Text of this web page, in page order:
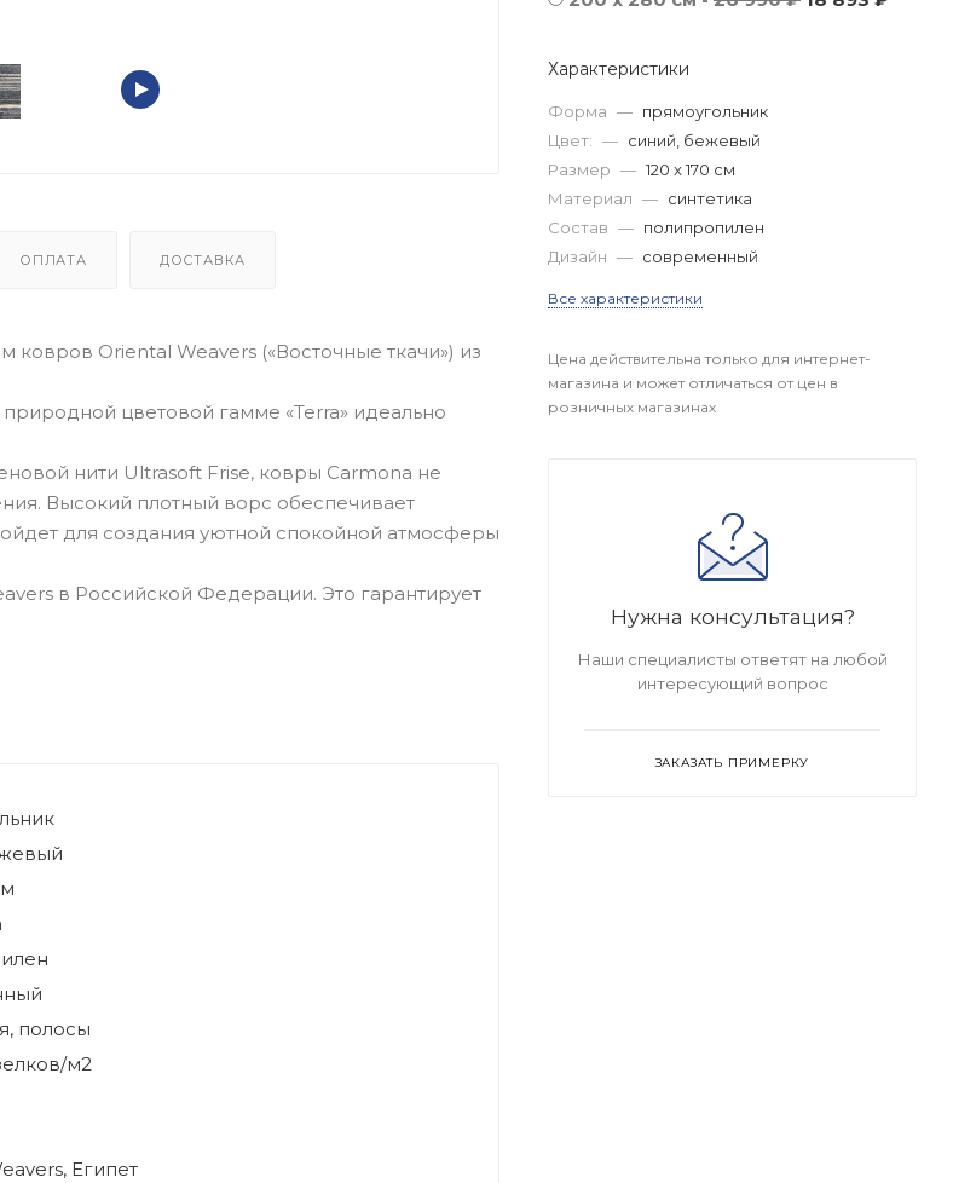
ОПЛАТА ДОСТАВКА
Oriental Weavers («Восточные ткачи») из
цветовой гамме «Terra» идеально
нити Ultrasoft Frise, ковры Carmona не
Высокий плотный ворс обеспечивает
для создания уютной спокойной атмосферы
в Российской Федерации. Это гарантирует
полосы
м2
Египет
Характеристики
Форма — прямоугольник
Цвет: — синий, бежевый
Размер — 120 x 170 см
Материал — синтетика
Состав — полипропилен
Дизайн — современный
Все характеристики
Цена действительна только для интернет-
магазина и может отличаться от цен в
розничных магазинах
Нужна консультация?
Наши специалисты ответят на любой
интересующий вопрос
ЗАКАЗАТЬ ПРИМЕРКУ